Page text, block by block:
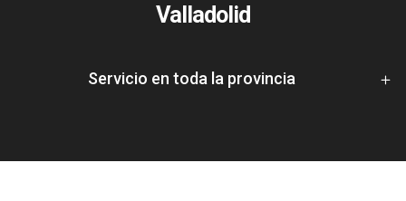
Valladolid
Servicio en toda la provincia